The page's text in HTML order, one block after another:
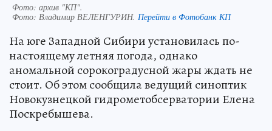
Фото: архив "КП".
Фото: Владимир ВЕЛЕНГУРИН. Перейти в Фотобанк КП
На юге Западной Сибири установилась по-
настоящему летняя погода, однако
аномальной сорокоградусной жары ждать не
стоит. Об этом сообщила ведущий синоптик
Новокузнецкой гидрометобсерватории Елена
Поскребышева.